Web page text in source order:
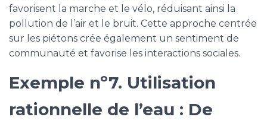
favorisent la marche et le vélo, réduisant ainsi la
pollution de l’air et le bruit. Cette approche centrée
sur les piétons crée également un sentiment de
communauté et favorise les interactions sociales.
Exemple nº7. Utilisation
rationnelle de l’eau : De